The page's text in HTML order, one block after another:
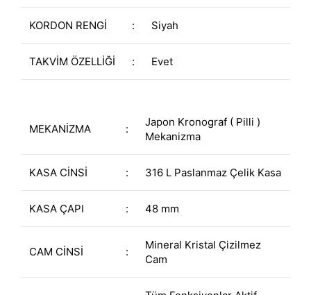
KORDON RENGİ : Siyah
TAKVİM ÖZELLİĞİ : Evet
MEKANİZMA :
Japon Kronograf ( Pilli )
Mekanizma
KASA CİNSİ : 316 L Paslanmaz Çelik Kasa
KASA ÇAPI : 48 mm
CAM CİNSİ :
Mineral Kristal Çizilmez
Cam